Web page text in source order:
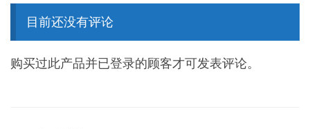
目前还没有评论
购买过此产品并已登录的顾客才可发表评论。